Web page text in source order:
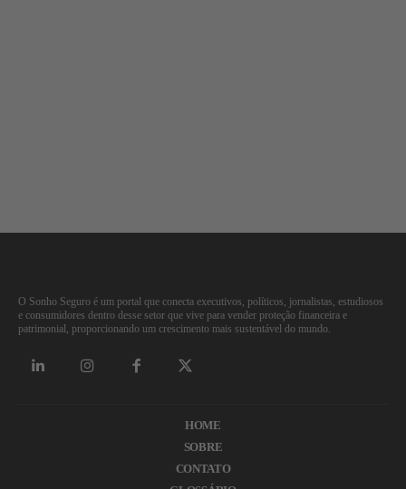
O Sonho Seguro é um portal que conecta executivos, políticos, jornalistas, estudiosos
e consumidores dentro desse setor que vive para vender proteção financeira e
patrimonial, proporcionando um crescimento mais sustentável do mundo.
HOME
SOBRE
CONTATO